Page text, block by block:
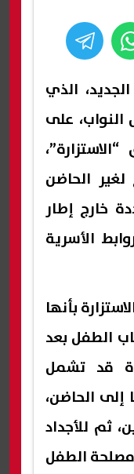
الذي
على
لغير الحاضن
خارج إطار
الأسرية
تُعرّف الاستزارة بأنها
الطفل بعد
قد تشمل
إلى الحاضن،
ثم للأجداد
الطفل